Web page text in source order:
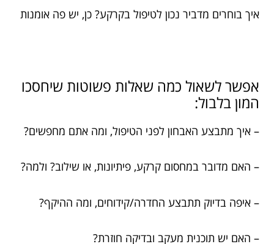
איך בוחרים מדביר נכון לטיפול בקרקע? כן, יש פה אומנות
אפשר לשאול כמה שאלות פשוטות שיחסכו
המון בלבול:
– איך מתבצע האבחון לפני הטיפול, ומה אתם מחפשים?
– האם מדובר במחסום קרקע, פיתיונות, או שילוב? ולמה?
– איפה בדיוק תתבצע החדרה/קידוחים, ומה ההיקף?
– האם יש תוכנית מעקב ובדיקה חוזרת?